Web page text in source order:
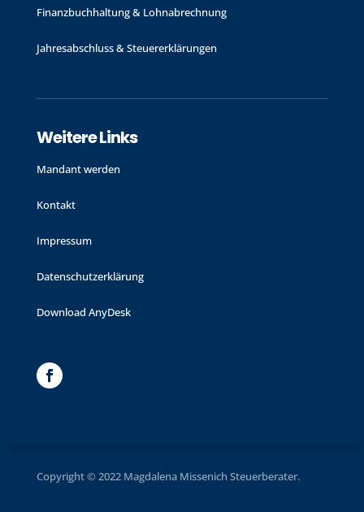
Finanzbuchhaltung & Lohnabrechnung
Jahres­abschluss & Steuer­erklärungen
Weitere Links
Mandant werden
Kontakt
Impressum
Datenschutzerklärung
Download AnyDesk
Copyright © 2022 Magdalena Missenich Steuerberater.